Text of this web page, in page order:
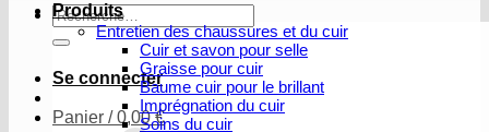
Recherche
pour :
Se connecter
Panier /0,00€
Produits
Entretien des chaussures et du cuir
Cuir et savon pour selle
Graisse pour cuir
Baume cuir pour le brillant
Imprégnation du cuir
Soins du cuir